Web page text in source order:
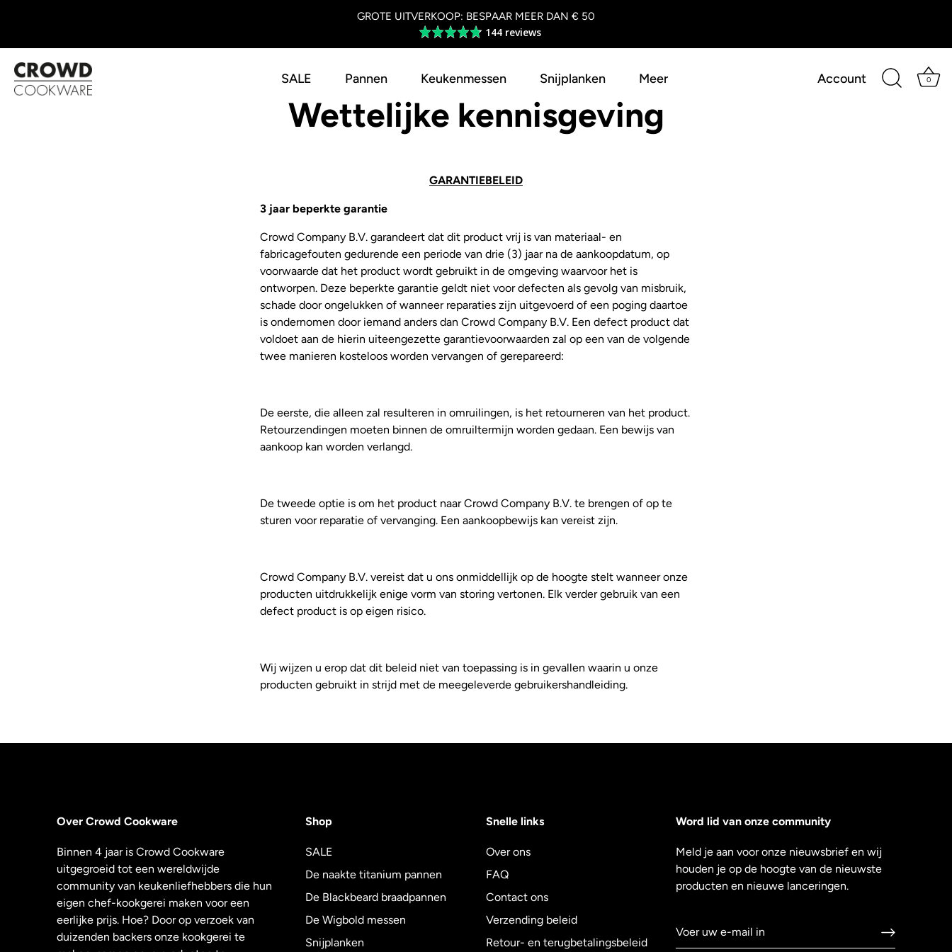
GROTE UITVERKOOP: BESPAAR MEER DAN € 50
Average
rating
out
144 reviews
SALE Pannen Keukenmessen Snijplanken Meer Account 0
Wettelijke kennisgeving
GARANTIEBELEID
3 jaar beperkte garantie
Crowd Company B.V. garandeert dat dit product vrij is van materiaal- en
fabricagefouten gedurende een periode van drie (3) jaar na de aankoopdatum, op
voorwaarde dat het product wordt gebruikt in de omgeving waarvoor het is
ontworpen. Deze beperkte garantie geldt niet voor defecten als gevolg van misbruik,
schade door ongelukken of wanneer reparaties zijn uitgevoerd of een poging daartoe
is ondernomen door iemand anders dan Crowd Company B.V. Een defect product dat
voldoet aan de hierin uiteengezette garantievoorwaarden zal op een van de volgende
twee manieren kosteloos worden vervangen of gerepareerd:
De eerste, die alleen zal resulteren in omruilingen, is het retourneren van het product.
Retourzendingen moeten binnen de omruiltermijn worden gedaan. Een bewijs van
aankoop kan worden verlangd.
De tweede optie is om het product naar Crowd Company B.V. te brengen of op te
sturen voor reparatie of vervanging. Een aankoopbewijs kan vereist zijn.
Crowd Company B.V. vereist dat u ons onmiddellijk op de hoogte stelt wanneer onze
producten uitdrukkelijk enige vorm van storing vertonen. Elk verder gebruik van een
defect product is op eigen risico.
Wij wijzen u erop dat dit beleid niet van toepassing is in gevallen waarin u onze
producten gebruikt in strijd met de meegeleverde gebruikershandleiding.
Over Crowd Cookware
Binnen 4 jaar is Crowd Cookware
uitgegroeid tot een wereldwijde
community van keukenliefhebbers die hun
eigen chef-kookgerei maken voor een
eerlijke prijs. Hoe? Door op verzoek van
duizenden backers onze kookgerei te
Shop
SALE
De naakte titanium pannen
De Blackbeard braadpannen
De Wigbold messen
Snijplanken
Snelle links
Over ons
FAQ
Contact ons
Verzending beleid
Retour- en terugbetalingsbeleid
Word lid van onze community
Meld je aan voor onze nieuwsbrief en wij
houden je op de hoogte van de nieuwste
producten en nieuwe lanceringen.